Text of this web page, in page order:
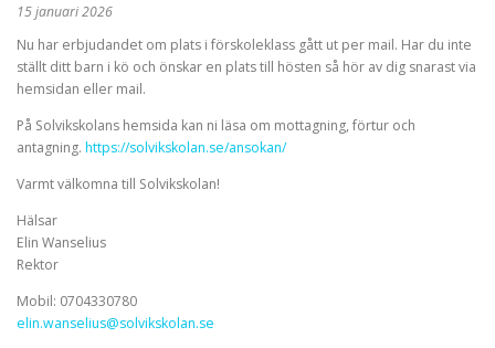
15 januari 2026
Nu har erbjudandet om plats i förskoleklass gått ut per mail. Har du inte
ställt ditt barn i kö och önskar en plats till hösten så hör av dig snarast via
hemsidan eller mail.
På Solvikskolans hemsida kan ni läsa om mottagning, förtur och
antagning. https://solvikskolan.se/ansokan/
Varmt välkomna till Solvikskolan!
Hälsar
Elin Wanselius
Rektor
Mobil: 0704330780
elin.wanselius@solvikskolan.se